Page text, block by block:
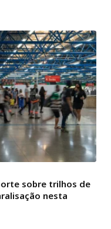
sobre trilhos de
nesta